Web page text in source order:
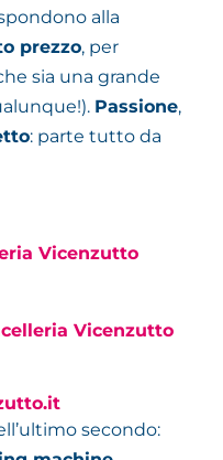
alla
prezzo, per
sia una grande
Passione,
: parte tutto da
Vicenzutto
Vicenzutto
secondo: